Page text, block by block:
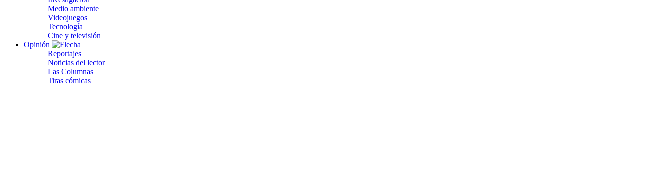
Medio ambiente
Videojuegos
Tecnología
Cine y televisión
Opinión
Reportajes
Noticias del lector
Las Columnas
Tiras cómicas